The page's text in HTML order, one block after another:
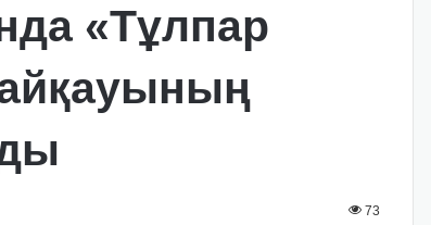
«Тұлпар
73